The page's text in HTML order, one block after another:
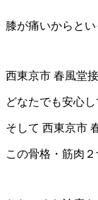
膝が痛いからと
西東京市 春風堂
どなたでも安心
そして 西東京市
この骨格・筋肉